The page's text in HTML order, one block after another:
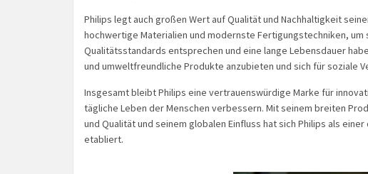
Philips legt auch großen Wert auf Qualität und Nachhaltigkeit
hochwertige Materialien und modernste Fertigungstechniken,
Qualitätsstandards entsprechen und eine lange Lebensdauer
und umweltfreundliche Produkte anzubieten und sich für soziale
Insgesamt bleibt Philips eine vertrauenswürdige Marke für
tägliche Leben der Menschen verbessern. Mit seinem breiten
und Qualität und seinem globalen Einfluss hat sich Philips als
etabliert.